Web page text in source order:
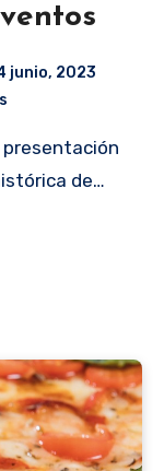
junio, 2023
de…